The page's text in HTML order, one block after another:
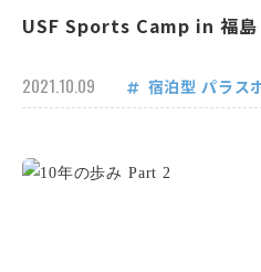
USF Sports Camp in 福島
2021.10.09 宿泊型 パラス